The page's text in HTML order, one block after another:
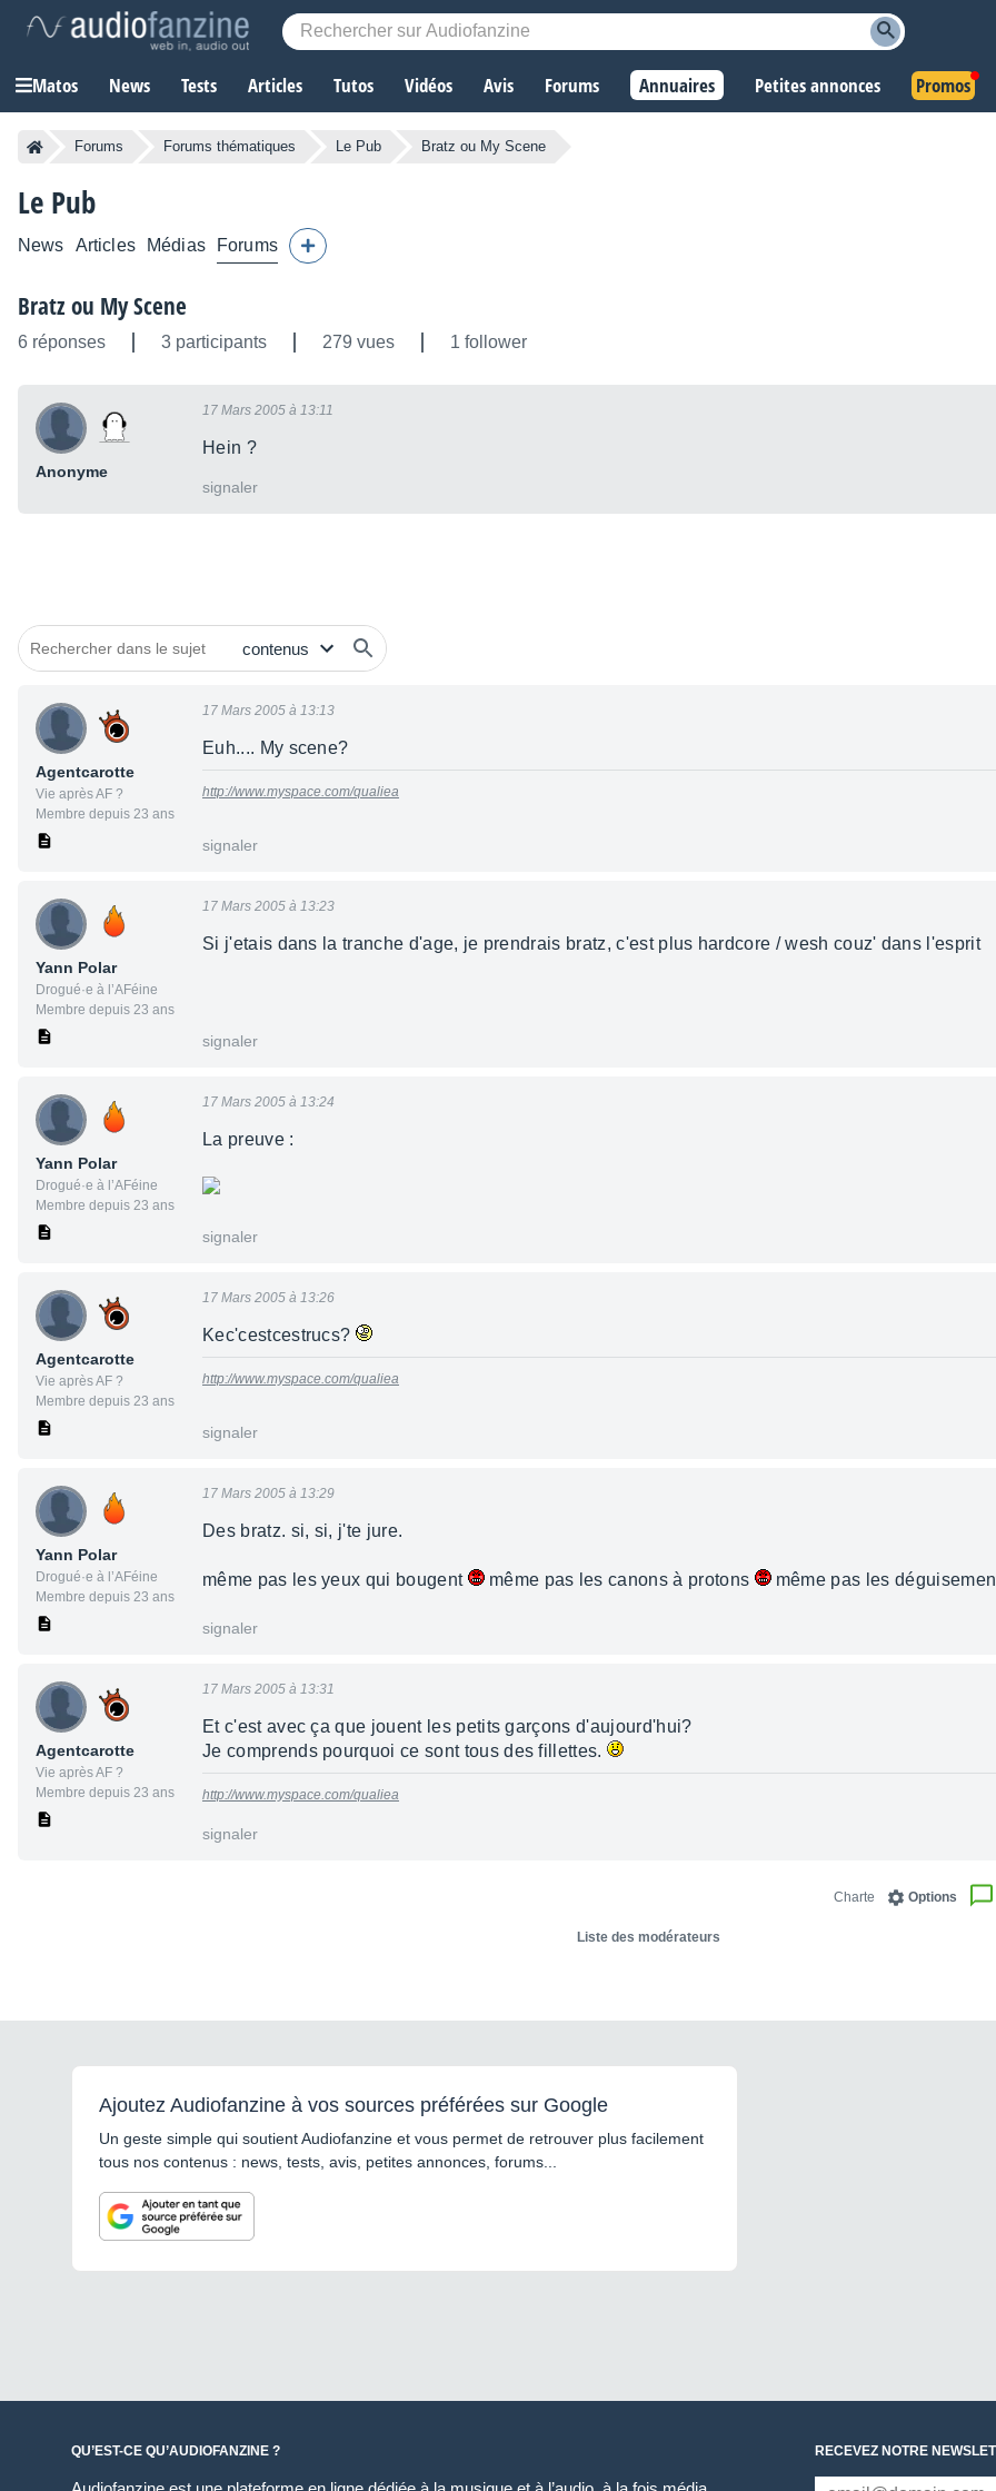
Matos News Tests Articles Tutos Vidéos Avis Forums Annuaires Petites annonces Promos
Forums Forums thématiques Le Pub Bratz ou My Scene
Le Pub
News Articles Médias Forums
Bratz ou My Scene
6 réponses 3 participants 279 vues 1 follower
Anonyme
17 Mars 2005 à 13:11
Hein ?
signaler
Agentcarotte
Vie après AF ?
Membre depuis 23 ans
17 Mars 2005 à 13:13
Euh.... My scene?
http://www.myspace.com/qualiea
signaler
Yann Polar
Drogué·e à l’AFéine
Membre depuis 23 ans
17 Mars 2005 à 13:23
Si j'etais dans la tranche d'age, je prendrais bratz, c'est plus hardcore / wesh couz' dans l'esprit
signaler
Yann Polar
Drogué·e à l’AFéine
Membre depuis 23 ans
17 Mars 2005 à 13:24
La preuve :
signaler
Agentcarotte
Vie après AF ?
Membre depuis 23 ans
17 Mars 2005 à 13:26
Kec'cestcestrucs?
http://www.myspace.com/qualiea
signaler
Yann Polar
Drogué·e à l’AFéine
Membre depuis 23 ans
17 Mars 2005 à 13:29
Des bratz. si, si, j'te jure.
même pas les yeux qui bougent même pas les canons à protons même pas les
signaler
Agentcarotte
Vie après AF ?
Membre depuis 23 ans
17 Mars 2005 à 13:31
Et c'est avec ça que jouent les petits garçons d'aujourd'hui?
Je comprends pourquoi ce sont tous des fillettes.
http://www.myspace.com/qualiea
signaler
Options
Charte
Liste des modérateurs
Ajoutez Audiofanzine à vos sources préférées sur Google
Un geste simple qui soutient Audiofanzine et vous permet de retrouver plus facilement
tous nos contenus : news, tests, avis, petites annonces, forums...
QU’EST-CE QU’AUDIOFANZINE ? RECEVEZ NOTRE